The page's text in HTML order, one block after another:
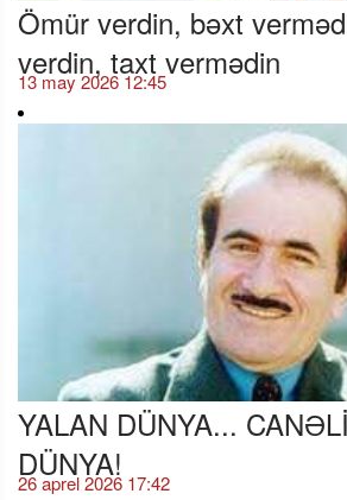
Ömür verdin, bəxt
verdin, taxt vermədin
13 may 2026 12:45
YALAN DÜNYA...
DÜNYA!
26 aprel 2026 17:42